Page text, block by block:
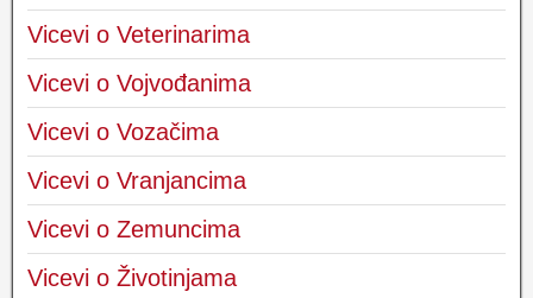
Vicevi o Veterinarima
Vicevi o Vojvođanima
Vicevi o Vozačima
Vicevi o Vranjancima
Vicevi o Zemuncima
Vicevi o Životinjama